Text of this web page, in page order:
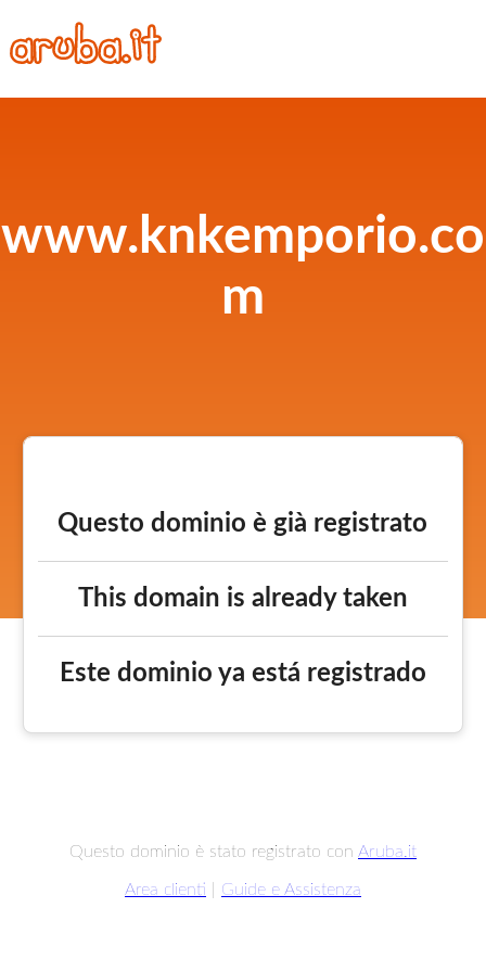
www.knkemporio.co
m
Questo dominio è già registrato
This domain is already taken
Este dominio ya está registrado
Questo dominio è stato registrato con Aruba.it
Area clienti Guide e Assistenza